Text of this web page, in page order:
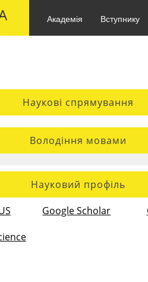
Академія Вступнику
Наукові спрямування
Володіння мовами
Науковий профіль
Google Scholar